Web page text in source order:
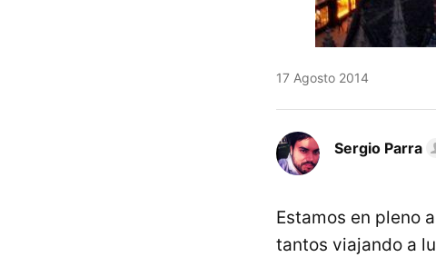
17 Agosto 2014
Sergio Parra
Estamos en pleno
tantos viajando a